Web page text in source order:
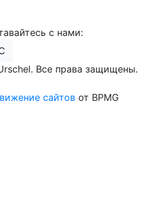
с нами:
Все права защищены.
сайтов от BPMG